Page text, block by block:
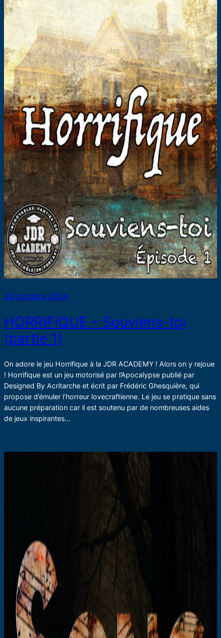
28 octobre 2024
HORRIFIQUE – Souviens-toi
(partie 1)
On adore le jeu Horrifique à la JDR ACADEMY ! Alors on y rejoue
! Horrifique est un jeu motorisé par l’Apocalypse publié par
Designed By Acritarche et écrit par Frédéric Ghesquière, qui
propose d’émuler l’horreur lovecraftienne. Le jeu se pratique sans
aucune préparation car il est soutenu par de nombreuses aides
de jeux inspirantes…